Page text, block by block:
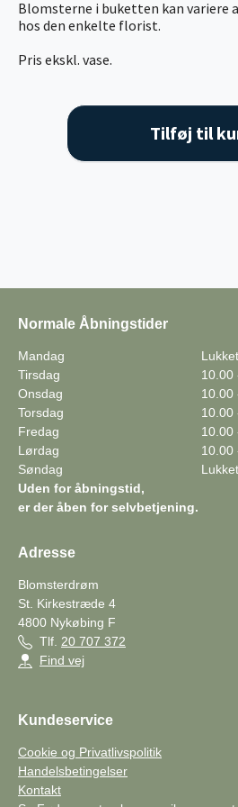
Blomsterne i buketten kan
hos den enkelte florist.
Pris ekskl. vase.
Tilføj til
Normale Åbningstider
Mandag
Lukket
Tirsdag
10.00
Onsdag
10.00
Torsdag
10.00
Fredag
10.00
Lørdag
10.00
Søndag
Lukket
Uden for åbningstid,
er der åben for selvbetjening.
Adresse
Blomsterdrøm
St. Kirkestræde 4
4800 Nykøbing F
Tlf. 20 707 372
Find vej
Kundeservice
Cookie og Privatlivspolitik
Handelsbetingelser
Kontakt